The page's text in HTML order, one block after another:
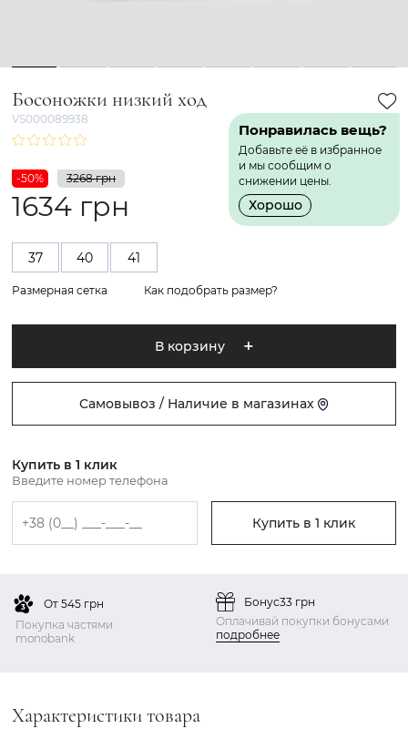
1 2 3 4 5 6 7 8
Босоножки низкий ход
VS000089938
Понравилась вещь?
Добавьте её в избранное
и мы сообщим о
снижении цены.
Хорошо
-50% 3268 грн
1634 грн
37 40 41
Размерная сетка Как подобрать размер?
В корзину
Самовывоз / Наличие в магазинах
Купить в 1 клик
Введите номер телефона
Купить в 1 клик
От 545 грн
Покупка частями
monobank
Бонус33 грн
Оплачивай покупки бонусами
подробнее
Характеристики товара